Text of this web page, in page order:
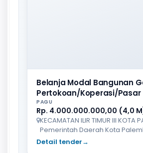
Belanja Modal Bangunan
Pertokoan/Koperasi/Pasar
PAGU
Rp. 4.000.000.000,00 (4,0
KECAMATAN ILIR TIMUR III KOTA
Pemerintah Daerah Kota
Detail tender→